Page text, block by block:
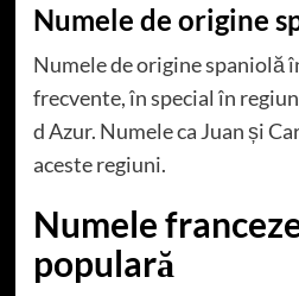
Numele de origine
Numele de origine spaniolă
frecvente, în special în
d Azur. Numele ca Juan și
aceste regiuni.
Numele
populară